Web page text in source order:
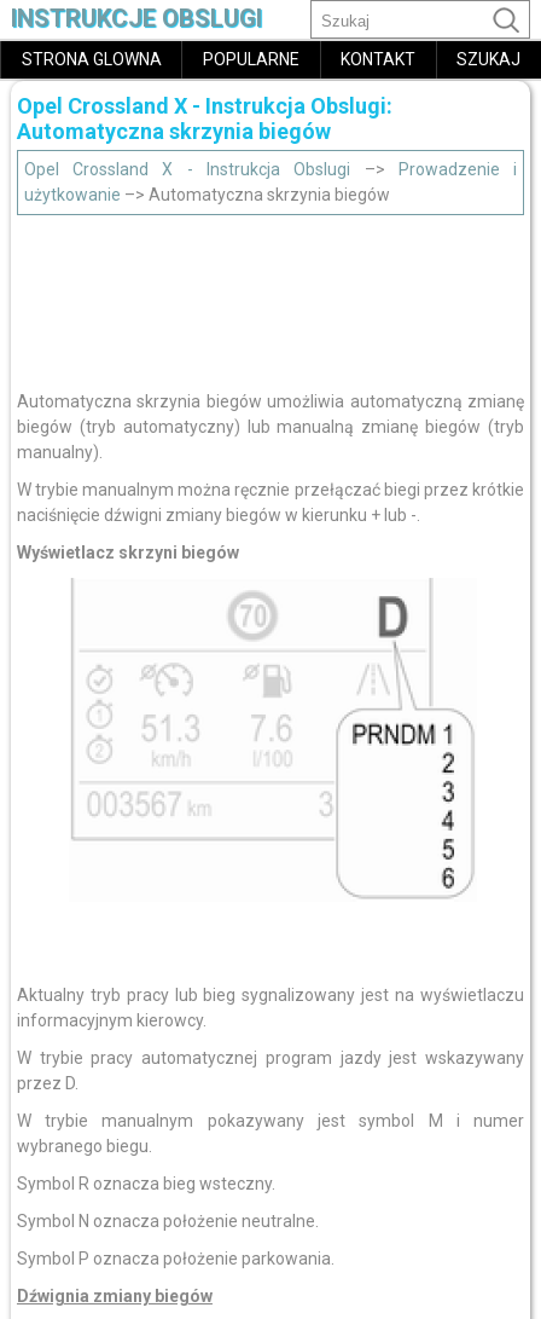
INSTRUKCJE OBSLUGI
STRONA GLOWNA POPULARNE KONTAKT SZUKAJ
Opel Crossland X - Instrukcja Obslugi:
Automatyczna skrzynia biegów
Opel Crossland X - Instrukcja Obslugi –>
Prowadzenie i
użytkowanie –> Automatyczna skrzynia biegów
Automatyczna skrzynia biegów umożliwia automatyczną zmianę
biegów (tryb automatyczny) lub manualną zmianę biegów (tryb
manualny).
W trybie manualnym można ręcznie przełączać biegi przez krótkie
naciśnięcie dźwigni zmiany biegów w kierunku + lub -.
Wyświetlacz skrzyni biegów
Aktualny tryb pracy lub bieg sygnalizowany jest na wyświetlaczu
informacyjnym kierowcy.
W trybie pracy automatycznej program jazdy jest wskazywany
przez D.
W trybie manualnym pokazywany jest symbol M i numer
wybranego biegu.
Symbol R oznacza bieg wsteczny.
Symbol N oznacza położenie neutralne.
Symbol P oznacza położenie parkowania.
Dźwignia zmiany biegów